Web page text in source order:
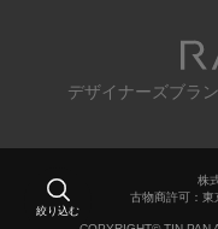
絞り込む
デザイナーズブラ
株
古物商許可：